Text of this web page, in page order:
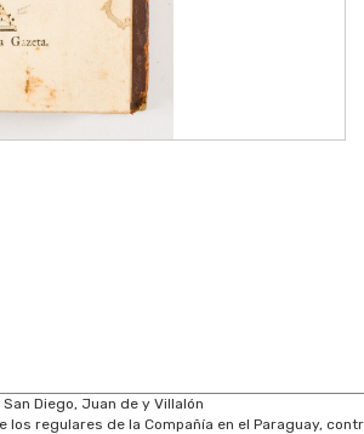
Diego, Juan de y Villalón
regulares de la Compañía en el Paraguay,